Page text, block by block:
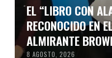
EL “LIBRO CON
RECONOCIDO EN
ALMIRANTE
8 AGOSTO, 2026